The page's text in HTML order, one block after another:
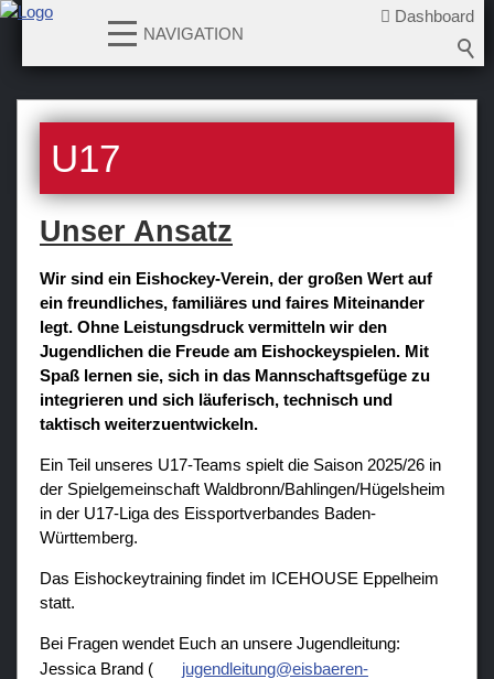
Dashboard
NAVIGATION
News
Teams
Verein
Fanzone
U17
Unser Ansatz
Wir sind ein Eishockey-Verein, der großen Wert auf
ein freundliches, familiäres und faires Miteinander
legt. Ohne Leistungsdruck vermitteln wir den
Jugendlichen die Freude am Eishockeyspielen. Mit
Spaß lernen sie, sich in das Mannschaftsgefüge zu
integrieren und sich läuferisch, technisch und
taktisch weiterzuentwickeln.
Ein Teil unseres U17-Teams spielt die Saison 2025/26 in
der Spielgemeinschaft Waldbronn/Bahlingen/Hügelsheim
in der U17-Liga des Eissportverbandes Baden-
Württemberg.
Das Eishockeytraining findet im ICEHOUSE Eppelheim
statt.
Bei Fragen wendet Euch an unsere Jugendleitung:
Jessica Brand (
jugendleitung@eisbaeren-